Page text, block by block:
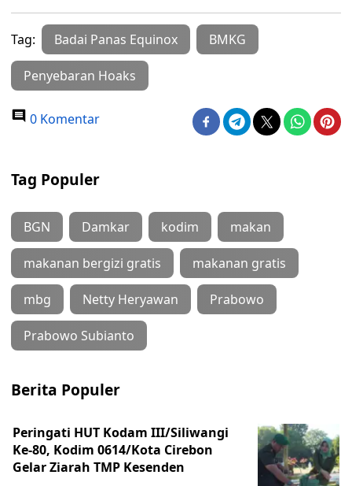
Tag: Badai Panas Equinox BMKG
Penyebaran Hoaks
0 Komentar
Tag Populer
BGN Damkar kodim makan
makanan bergizi gratis makanan gratis
mbg Netty Heryawan Prabowo
Prabowo Subianto
Berita Populer
Peringati HUT Kodam III/Siliwangi
Ke-80, Kodim 0614/Kota Cirebon
Gelar Ziarah TMP Kesenden